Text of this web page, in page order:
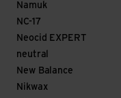
Namuk
NC-17
Neocid EXPERT
neutral
New Balance
Nikwax